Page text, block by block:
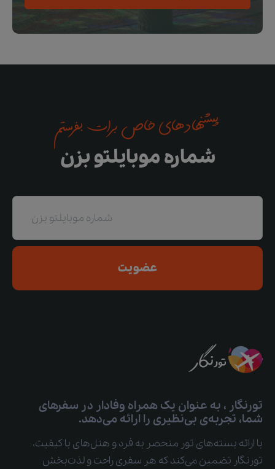
پیشنهادهای خاص برات بفرستم
شماره موبایلتو بزن
عضویت
تورنگار ، به عنوان یک همراه وفادار در سفرهای
شما، تجربه‌ی بی‌نظیری را ارائه می‌دهد.
با ارائه بسته‌های تور منحصر به فرد و هتل‌های با کیفیت،
تورنگار تضمین می‌کند که هر سفری راحت و لذت‌بخش